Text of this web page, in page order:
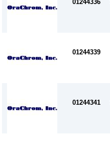
01244336
01244339
01244341